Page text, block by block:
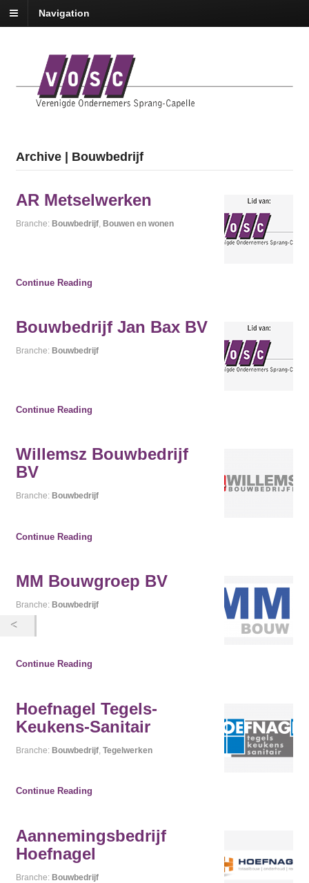
Navigation
Archive | Bouwbedrijf
AR Metselwerken
Branche: Bouwbedrijf, Bouwen en wonen
Continue Reading
Bouwbedrijf Jan Bax BV
Branche: Bouwbedrijf
Continue Reading
Willemsz Bouwbedrijf
BV
Branche: Bouwbedrijf
Continue Reading
MM Bouwgroep BV
Branche: Bouwbedrijf
Continue Reading
Hoefnagel Tegels-
Keukens-Sanitair
Branche: Bouwbedrijf, Tegelwerken
Continue Reading
Aannemingsbedrijf
Hoefnagel
Branche: Bouwbedrijf